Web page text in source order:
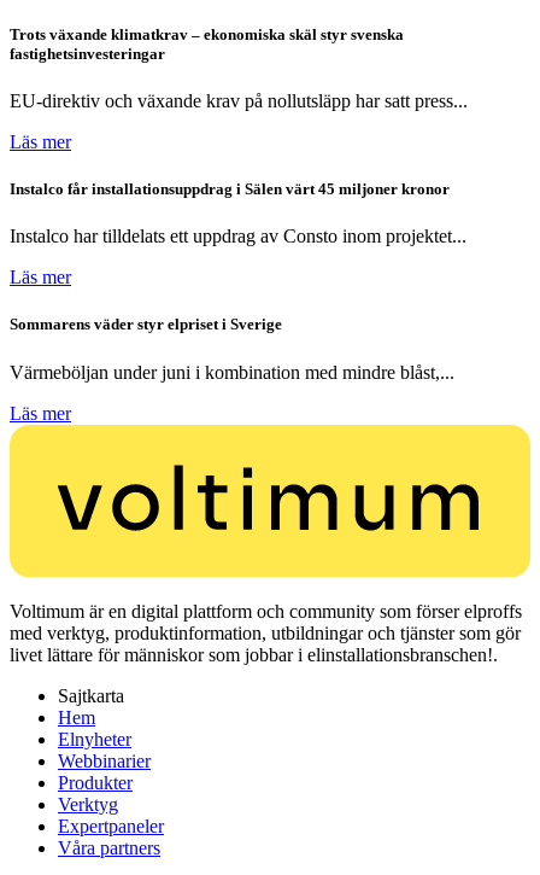
Trots växande klimatkrav – ekonomiska skäl styr svenska
fastighetsinvesteringar
EU-direktiv och växande krav på nollutsläpp har satt press...
Läs mer
Instalco får installationsuppdrag i Sälen värt 45 miljoner kronor
Instalco har tilldelats ett uppdrag av Consto inom projektet...
Läs mer
Sommarens väder styr elpriset i Sverige
Värmeböljan under juni i kombination med mindre blåst,...
Läs mer
Voltimum är en digital plattform och community som förser elproffs
med verktyg, produktinformation, utbildningar och tjänster som gör
livet lättare för människor som jobbar i elinstallationsbranschen!.
Sajtkarta
Hem
Elnyheter
Webbinarier
Produkter
Verktyg
Expertpaneler
Våra partners